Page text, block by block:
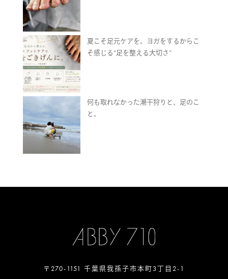
夏こそ足元ケアを。ヨガをするからこ
そ感じる“足を整える大切さ”
何も取れなかった潮干狩りと、足のこ
と。
〒270-1151 千葉県我孫子市本町3丁目2-1